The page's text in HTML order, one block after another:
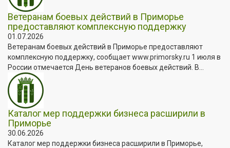
Ветеранам боевых действий в Приморье
предоставляют комплексную поддержку
01.07.2026
Ветеранам боевых действий в Приморье предоставляют
комплексную поддержку, сообщает www.primorsky.ru 1 июля в
России отмечается День ветеранов боевых действий. В...
Каталог мер поддержки бизнеса расширили в
Приморье
30.06.2026
Каталог мер поддержки бизнеса расширили в Приморье,